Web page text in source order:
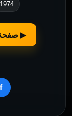
1974
▶ صفحة
f